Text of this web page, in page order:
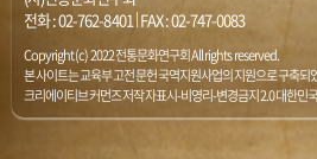
전화 :02-762-8401|FAX : 02-747-0083
Copyright (c) 2022 전통문화연구회 All rights reserved.
본 사이트는 교육부 고전문헌 국역지원사업의 지원으로 구축
크리에이티브 커먼즈 저작자표시-비영리-변경금지 2.0 대한민